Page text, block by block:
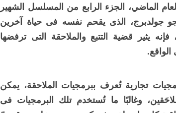
الماضي، الجزء الرابع من المسلسل الشهير
جولدبرج، الذى يقحم نفسه فى حياة آخرين
يثير قضية التتبع والملاحقة التى ترفضها
تجارية تُعرف ببرمجيات الملاحقة، يمكن
وغالبًا ما تُستخدم تلك البرمجيات فى